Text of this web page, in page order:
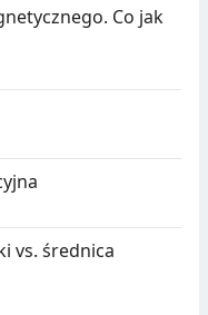
Co jak
vs. średnica